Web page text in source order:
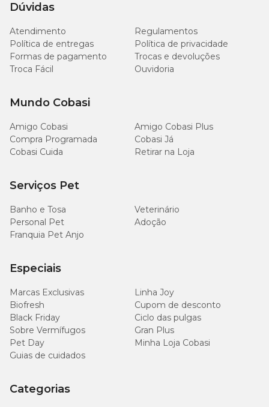
Dúvidas
Atendimento
Regulamentos
Política de entregas
Política de privacidade
Formas de pagamento
Trocas e devoluções
Troca Fácil
Ouvidoria
Mundo Cobasi
Amigo Cobasi
Amigo Cobasi Plus
Compra Programada
Cobasi Já
Cobasi Cuida
Retirar na Loja
Serviços Pet
Banho e Tosa
Veterinário
Personal Pet
Adoção
Franquia Pet Anjo
Especiais
Marcas Exclusivas
Linha Joy
Biofresh
Cupom de desconto
Black Friday
Ciclo das pulgas
Sobre Vermífugos
Gran Plus
Pet Day
Minha Loja Cobasi
Guias de cuidados
Categorias